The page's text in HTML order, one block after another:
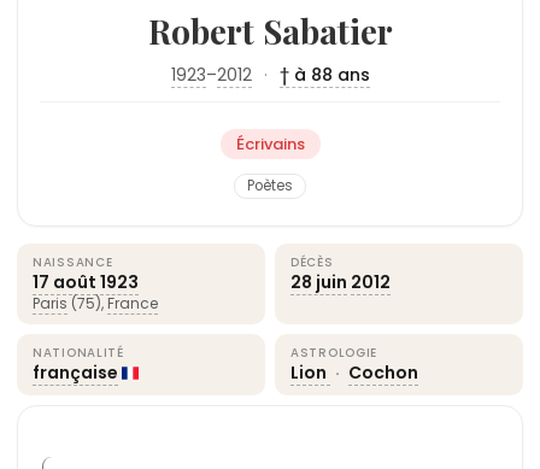
Robert Sabatier
1923–2012 · † à 88 ans
Écrivains
Poètes
NAISSANCE
17 août 1923
Paris (75), France
DÉCÈS
28 juin 2012
NATIONALITÉ
française
ASTROLOGIE
Lion · Cochon